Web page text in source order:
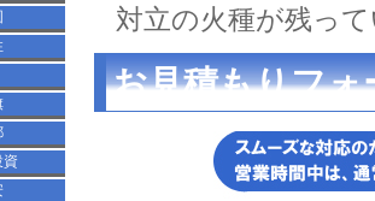
対立の火種が残っ
お見積もりフォ
資